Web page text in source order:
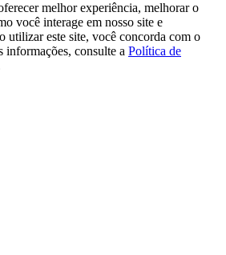
melhor experiência, melhorar o
você interage em nosso site e
utilizar este site, você concorda com o
informações, consulte a Política de